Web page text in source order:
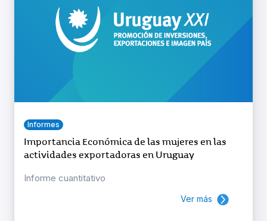
Informes
Importancia Económica de las mujeres en las
actividades exportadoras en Uruguay
Informe cuantitativo
Ver más